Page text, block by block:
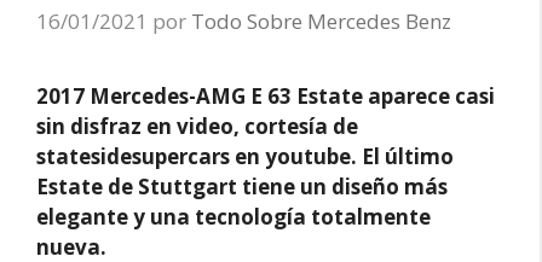
16/01/2021 por Todo Sobre Mercedes Benz
2017 Mercedes-AMG E 63 Estate aparece casi
sin disfraz en video, cortesía de
statesidesupercars en youtube. El último
Estate de Stuttgart tiene un diseño más
elegante y una tecnología totalmente
nueva.